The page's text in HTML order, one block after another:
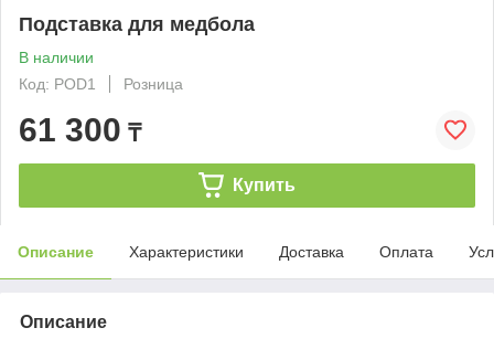
Подставка для медбола
В наличии
Код: POD1
Розница
61 300 ₸
Купить
Описание Характеристики Доставка Оплата
Описание